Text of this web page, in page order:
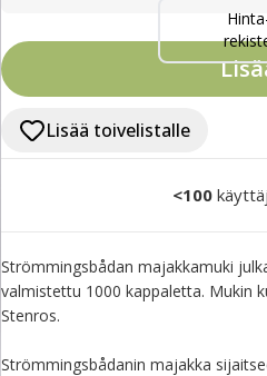
Lisää toivelistalle
<100
Strömmingsbådan majakkamuki
valmistettu 1000 kappaletta. Mukin
Stenros.
Strömmingsbådanin majakka